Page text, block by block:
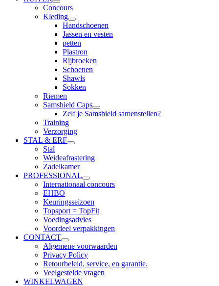
Concours
Kleding
Handschoenen
Jassen en vesten
petten
Plastron
Rijbroeken
Schoenen
Shawls
Sokken
Riemen
Samshield Caps
Zelf je Samshield samenstellen?
Training
Verzorging
STAL & ERF
Stal
Weideafrastering
Zadelkamer
PROFESSIONAL
Internationaal concours
EHBO
Keuringsseizoen
Topsport = TopFit
Voedingsadvies
Voordeel verpakkingen
CONTACT
Algemene voorwaarden
Privacy Policy
Retourbeleid, service, en garantie.
Veelgestelde vragen
WINKELWAGEN